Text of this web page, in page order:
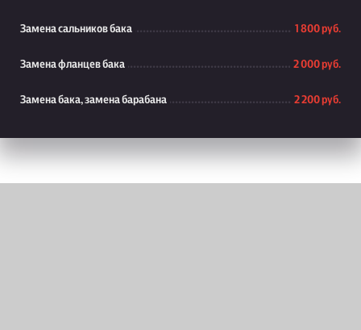
Замена сальников бака 1 800 руб.
Замена фланцев бака 2 000 руб.
Замена бака, замена барабана 2 200 руб.